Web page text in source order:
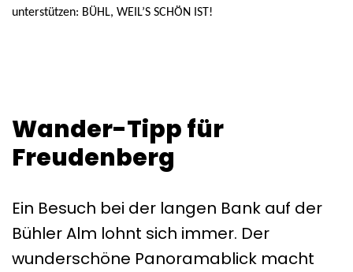
unterstützen: BÜHL, WEIL’S SCHÖN IST!
Wander-Tipp für
Freudenberg
Ein Besuch bei der langen Bank auf der
Bühler Alm lohnt sich immer. Der
wunderschöne Panoramablick macht